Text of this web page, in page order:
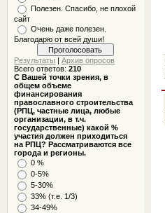
Полезен. Спасибо, не плохой
сайт
Очень даже полезен.
Благодарю от всей души!
Результаты |Архив опросов
Всего ответов:210
С Вашей точки зрения, в
общем объеме
финансирования
православного строительства
(РПЦ, частные лица, любые
организации, в т.ч.
государственные) какой %
участия должен приходиться
на РПЦ? Рассматриваются все
города и регионы.
0 %
0-5%
5-30%
33% (т.е. 1/3)
34-49%